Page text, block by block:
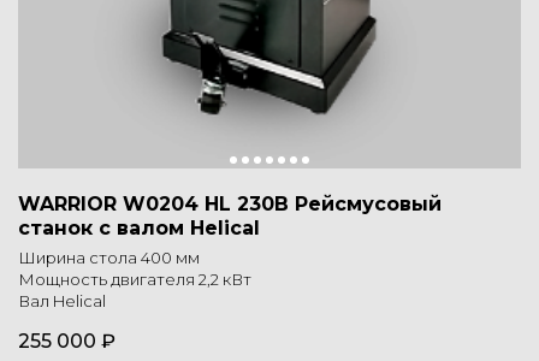
WARRIOR W0204 HL 230В Рейсмусовый
станок с валом Helical
Ширина стола 400 мм
Мощность двигателя 2,2 кВт
Вал Helical
255 000 ₽